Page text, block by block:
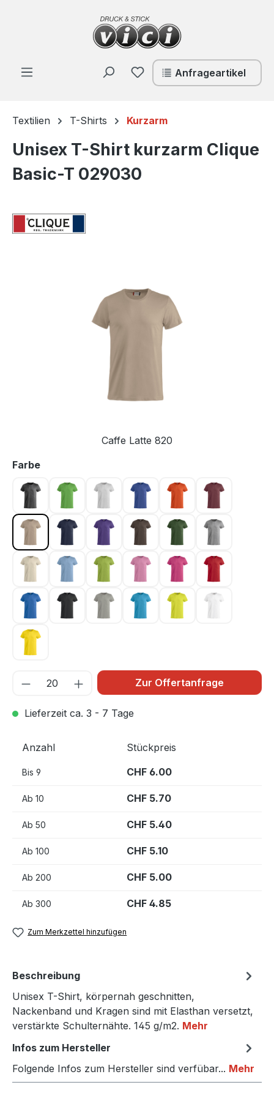
Zum Hauptinhalt springen
Du hast 0 Produkte auf
Anfrageartikel
Textilien T-Shirts Kurzarm
Unisex T-Shirt kurzarm Clique
Basic-T 029030
Caffe Latte 820
Farbeauswählen
Antrazit meliert 955
Apfelgrün 605
Asche 92 Blau 56 Blutorange 18
Caffe Latte 820Dunkel Marine 580
Dunkellila 44Dunkelmocca 825
Flaschengrün 68
Hellbeige 815Hellblau 57Hellgrün 67Hellpink 250Kirsche 300
Royal Blau 55Schwarz 99Silber 94 Türkis 54
Zur Offertanfrage
Lieferzeit ca. 3 - 7 Tage
Anzahl Stückpreis
Bis 9 CHF 6.00
Ab 10 CHF 5.70
Ab 50 CHF 5.40
Ab 100 CHF 5.10
Ab 200 CHF 5.00
Ab 300 CHF 4.85
Zum Merkzettel hinzufügen
Beschreibung
Unisex T-Shirt, körpernah geschnitten,
Nackenband und Kragen sind mit Elasthan versetzt,
verstärkte Schulternähte. 145 g/m2. Mehr
Infos zum Hersteller
Folgende Infos zum Hersteller sind verfübar... Mehr